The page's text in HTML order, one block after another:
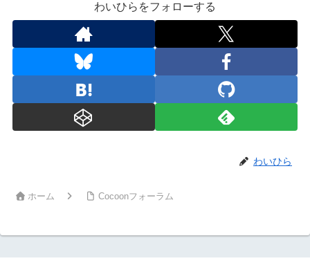
わいひらをフォローする
わいひら
ホーム Cocoonフォーラム